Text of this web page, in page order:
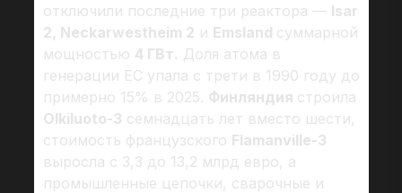
отключили последние три реактора — Isar
2, Neckarwestheim 2 и Emsland суммарной
мощностью 4 ГВт. Доля атома в
генерации ЕС упала с трети в 1990 году до
примерно 15% в 2025. Финляндия строила
Olkiluoto-3 семнадцать лет вместо шести,
стоимость французского Flamanville-3
выросла с 3,3 до 13,2 млрд евро, а
промышленные цепочки, сварочные и